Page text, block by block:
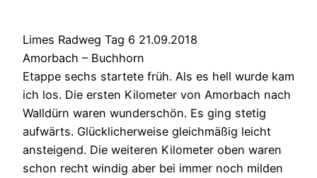
Limes Radweg Tag 6 21.09.2018
Amorbach – Buchhorn
Etappe sechs startete früh. Als es hell wurde kam
ich los. Die ersten Kilometer von Amorbach nach
Walldürn waren wunderschön. Es ging stetig
aufwärts. Glücklicherweise gleichmäßig leicht
ansteigend. Die weiteren Kilometer oben waren
schon recht windig aber bei immer noch milden